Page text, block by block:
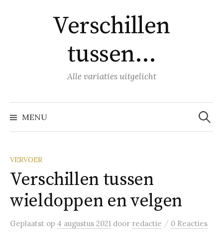
Verschillen
tussen…
Alle variaties uitgelicht
MENU
Zoeken
naar:
VERVOER
Verschillen tussen
wieldoppen en velgen
Geplaatst op 4 augustus 2021 door redactie / 0 Reacties